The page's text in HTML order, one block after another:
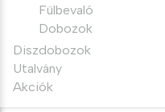
Fülbevaló
Dobozok
Diszdobozok
Utalvány
Akciók